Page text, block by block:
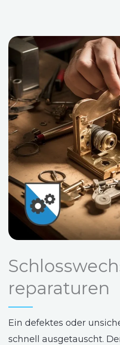
reparaturen
Ein defektes oder
schnell ausgetauscht.